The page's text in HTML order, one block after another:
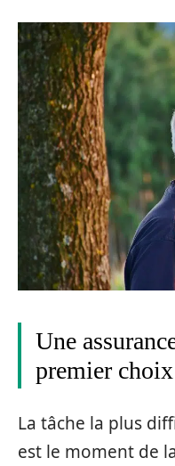
Une
premier
La tâche la plus
est le moment de